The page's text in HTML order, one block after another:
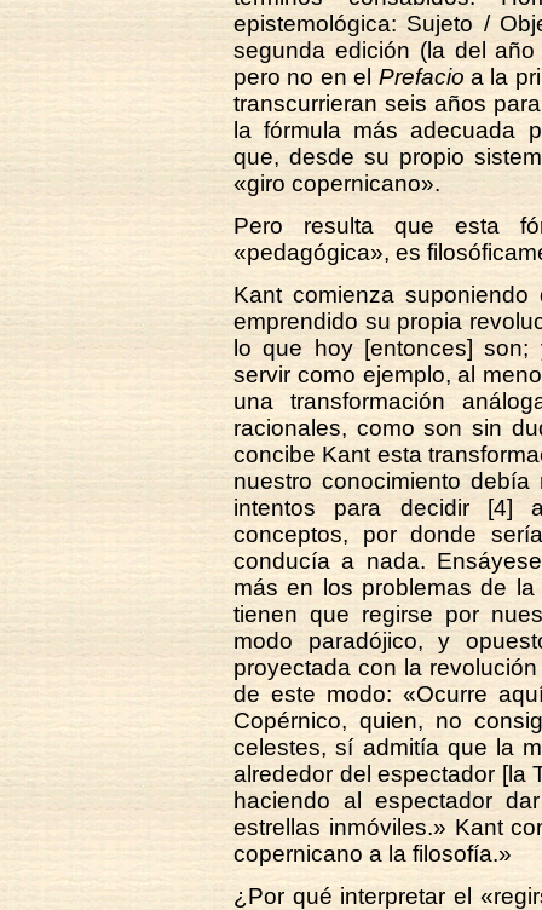
epistemológica: Sujeto /
segunda edición (la del
pero no en el Prefacioa la
transcurrieran seis años
la fórmula más adecuada
que, desde su propio
«giro copernicano».
Pero resulta que esta
«pedagógica», es
Kant comienza
emprendido su propia
lo que hoy [entonces] son;
servir como ejemplo, al
una transformación
racionales, como son sin
concibe Kant esta
nuestro conocimiento
intentos para decidir [4]
conceptos, por donde
conducía a nada.
más en los problemas de
tienen que regirse por
modo paradójico, y
proyectada con la
de este modo: «Ocurre
Copérnico, quien, no
celestes, sí admitía que la
alrededor del espectador [la
haciendo al espectador
estrellas inmóviles.» Kant
copernicano a la filosofía.»
¿Por qué interpretar el